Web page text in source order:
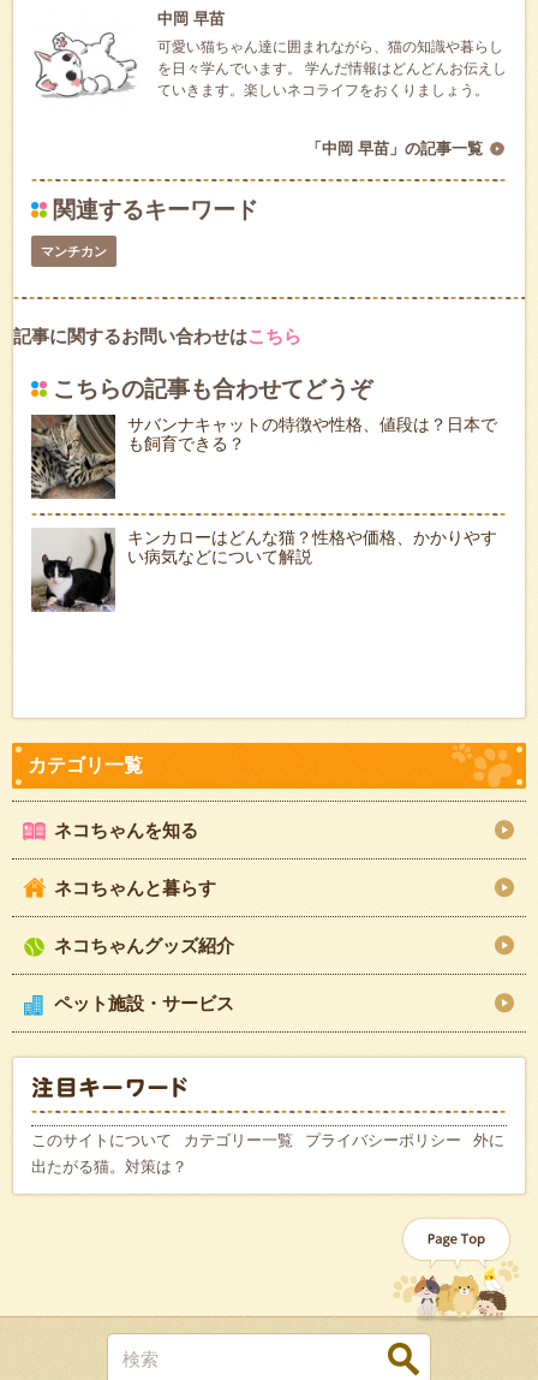
中岡 早苗
可愛い猫ちゃん達に囲まれながら、猫の知識や暮らし
を日々学んでいます。 学んだ情報はどんどんお伝えし
ていきます。楽しいネコライフをおくりましょう。
「中岡 早苗」の記事一覧
関連するキーワード
マンチカン
記事に関するお問い合わせはこちら
こちらの記事も合わせてどうぞ
サバンナキャットの特徴や性格、値段は？日本で
も飼育できる？
キンカローはどんな猫？性格や価格、かかりやす
い病気などについて解説
ネコちゃんを知る
ネコちゃんと暮らす
ネコちゃんグッズ紹介
ペット施設・サービス
このサイトについて カテゴリー一覧 プライバシーポリシー
外に
出たがる猫。対策は？